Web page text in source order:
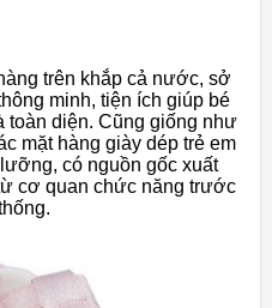
trên khắp cả nước, sở
minh, tiện ích giúp bé
toàn diện. Cũng giống như
mặt hàng giày dép trẻ em
có nguồn gốc xuất
cơ quan chức năng trước